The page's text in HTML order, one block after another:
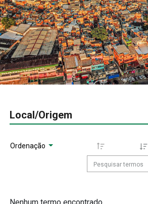
Local/Origem
Ordenação
Nenhum termo encontrado.